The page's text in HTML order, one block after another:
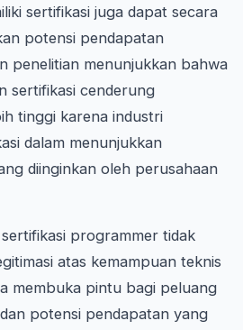
sertifikasi juga dapat secara
potensi pendapatan
penelitian menunjukkan bahwa
sertifikasi cenderung
tinggi karena industri
dalam menunjukkan
diinginkan oleh perusahaan
programmer tidak
atas kemampuan teknis
membuka pintu bagi peluang
potensi pendapatan yang